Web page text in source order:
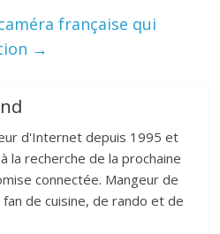
française qui
→
d'Internet depuis 1995 et
la recherche de la prochaine
connectée. Mangeur de
fan de cuisine, de rando et de